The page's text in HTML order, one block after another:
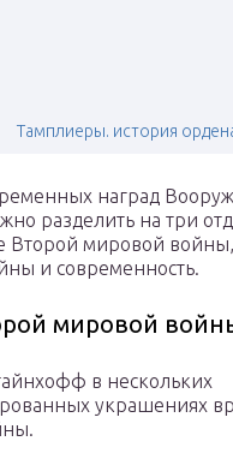
Тамплиеры. история
наград
разделить на три
Второй мировой войны,
и современность.
мировой
в нескольких
украшениях